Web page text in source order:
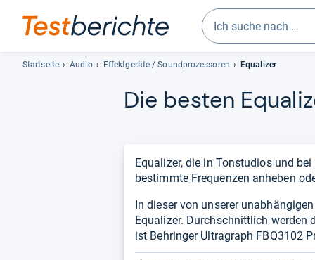
Geben
Sie
drei
Zeichen
erscheinen
automatisch
lassen
sich
mit
den
Startseite Audio Effektgeräte / Soundprozessoren Equalizer
Die bes­ten
Equalizer, die in Tonstudios und
bestimmte Frequenzen anheben
In dieser von unserer
Equalizer. Durchschnittlich werden
ist Behringer Ultragraph FBQ3102